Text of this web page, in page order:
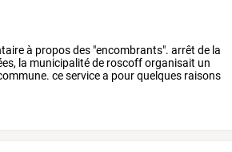
à proposdes "encombrants". arrêt de la
la municipalitéde roscofforganisait un
ceservicea pourquelques raisons